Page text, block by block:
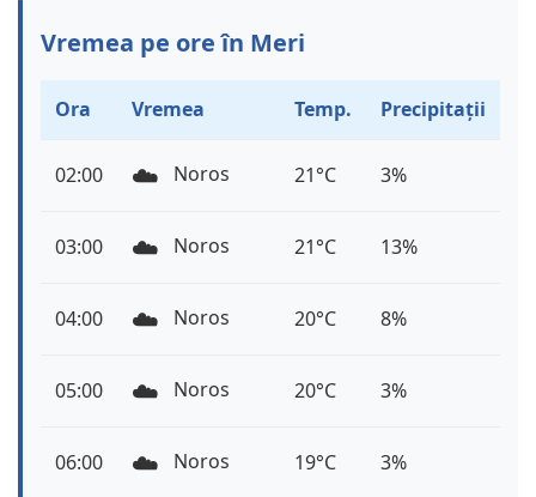
Vremea pe ore în Meri
Ora Vremea Temp. Precipitații
02:00 ☁️ Noros 21°C 3%
03:00 ☁️ Noros 21°C 13%
04:00 ☁️ Noros 20°C 8%
05:00 ☁️ Noros 20°C 3%
06:00 ☁️ Noros 19°C 3%